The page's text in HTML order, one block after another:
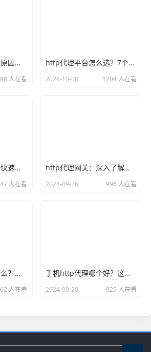
http代理连接超时：原因与解决方案探讨
人在看
http代理平台怎么选？7个方面来判断
2024-10-08 1204 人在看
短效优质http代理：快速稳定企业用户首选
人在看
http代理网关：深入了解和应用
2024-09-26 996 人在看
无线的http代理是什么？如何优化利用？
人在看
手机http代理哪个好？这几个关键因素要考虑
2024-09-20 929 人在看